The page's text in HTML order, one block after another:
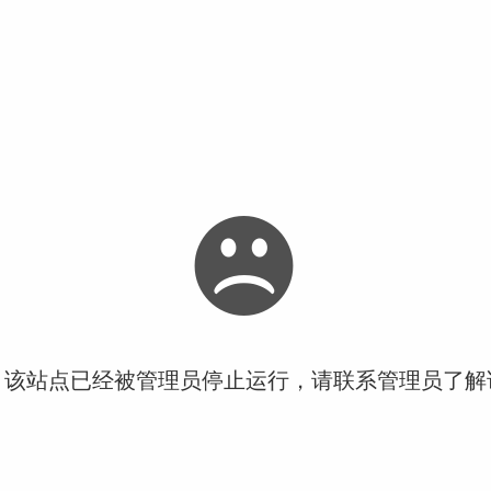
站点已经被管理员停止运行，请联系管理员了